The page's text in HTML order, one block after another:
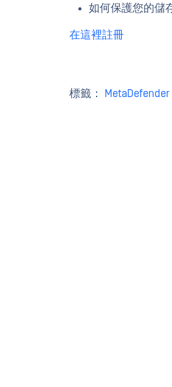
如何保護您的儲
在這裡註冊
標籤： MetaDefender